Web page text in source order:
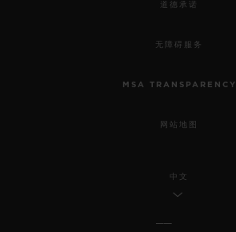
道德承诺
无障碍服务
MSA TRANSPARENCY
网站地图
中文